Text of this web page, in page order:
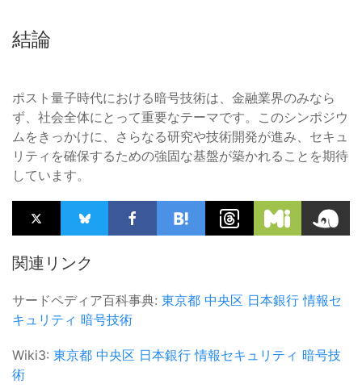
結論
ポスト量子時代における暗号技術は、金融業界のみなら
ず、社会全体にとって重要なテーマです。このシンポジウ
ムをきっかけに、さらなる研究や技術開発が進み、セキュ
リティを確保するための強固な基盤が築かれることを期待
しています。
関連リンク
サードペディア百科事典: 東京都 中央区 日本銀行 情報セ
キュリティ 暗号技術
Wiki3: 東京都 中央区 日本銀行 情報セキュリティ 暗号技
術